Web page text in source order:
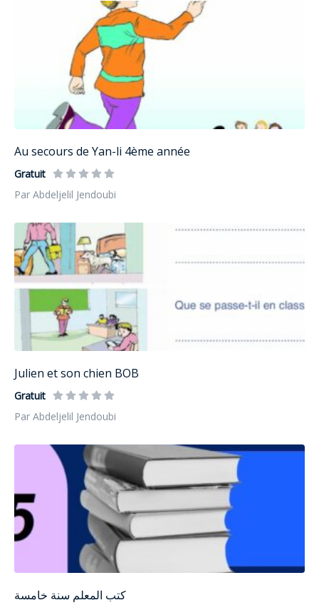
Au secours de Yan-li 4ème année
Gratuit
Par Abdeljelil Jendoubi
Julien et son chien BOB
Gratuit
Par Abdeljelil Jendoubi
كتب المعلم سنة خامسة